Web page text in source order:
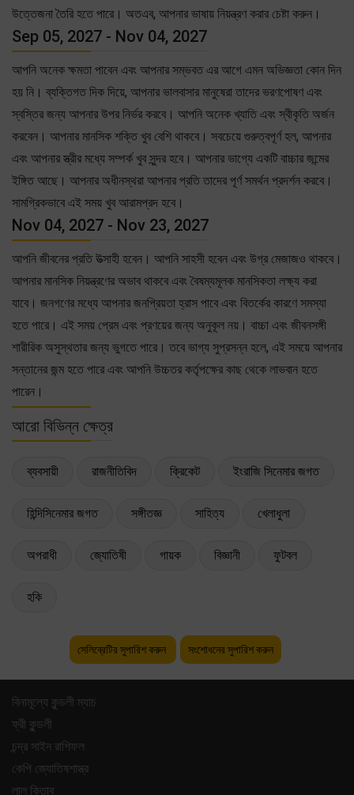
উত্তেজনা তৈরি হতে পারে। অতএব, আপনার ভাষায় নিয়ন্ত্রণ করার চেষ্টা করুন।
Sep 05, 2027 - Nov 04, 2027
আপনি অনেক ক্ষমতা পাবেন এবং আপনার সম্ভবত এর আগে এমন অভিজ্ঞতা কোন দিন
হয় নি। ব্যক্তিগত দিক দিয়ে, আপনার ভালবাসার মানুষেরা তাদের ভরণপোষণ এবং
স্বস্তির জন্য আপনার উপর নির্ভর করবে। আপনি অনেক খ্যাতি এবং স্বীকৃতি অর্জন
করবেন। আপনার মানসিক শক্তি খুব বেশি থাকবে। সবচেয়ে গুরুত্বপূর্ণ হল, আপনার
এবং আপনার স্ত্রীর মধ্যে সম্পর্ক খুব সুন্দর হবে। আপনার ভাগ্যে একটি বাচ্চার জন্মের
ইঙ্গিত আছে। আপনার অধীনস্থরা আপনার প্রতি তাদের পূর্ণ সমর্থন প্রদর্শন করবে।
সামগ্রিকভাবে এই সময় খুব আরামপ্রদ হবে।
Nov 04, 2027 - Nov 23, 2027
আপনি জীবনের প্রতি উত্সাহী হবেন। আপনি সাহসী হবেন এবং উগ্র মেজাজও থাকবে।
আপনার মানসিক নিয়ন্ত্রণের অভাব থাকবে এবং বৈষম্যমূলক মানসিকতা লক্ষ্য করা
যাবে। জনগণের মধ্যে আপনার জনপ্রিয়তা হ্রাস পাবে এবং বিতর্কের কারণে সমস্যা
হতে পারে। এই সময় প্রেম এবং প্রণয়ের জন্য অনুকূল নয়। বাচ্চা এবং জীবনসঙ্গী
শারীরিক অসুস্থতার জন্য ভুগতে পারে। তবে ভাগ্য সুপ্রসন্ন হলে, এই সময়ে আপনার
সন্তানের জন্ম হতে পারে এবং আপনি উচ্চতর কর্তৃপক্ষের কাছ থেকে লাভবান হতে
পারেন।
আরো বিভিন্ন ক্ষেত্র
ব্যবসায়ী রাজনীতিবিদ ক্রিকেট ইংরাজি সিনেমার জগত
হিন্দিসিনেমার জগত সঙ্গীতজ্ঞ সাহিত্য খেলাধুলা
অপরাধী জ্যোতিষী গায়ক বিজ্ঞানী ফুটবল
হকি
সেলিব্রেটির সুপারিশ করুন সংশোধনের সুপারিশ করুন
বিনামূল্যে কুন্ডলী ম্যাচ
ফ্রী কুন্ডলী
চন্দ্র সাইন রাশিফল
কেপি জ্যোতিষশাস্ত্র
লাল কিতাব